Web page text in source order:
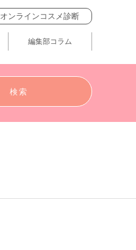
オンラインコスメ診断
編集部コラム